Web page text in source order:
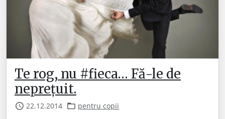
Te rog, nu #fieca… Fă-le de
neprețuit.
22.12.2014 pentru copii